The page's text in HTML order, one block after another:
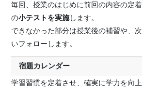
毎回、授業のはじめに前回の内容の定
の小テストを実施します。
できなかった部分は授業後の補習や、
いフォローします。
宿題カレンダー
学習習慣を定着させ、確実に学力を向